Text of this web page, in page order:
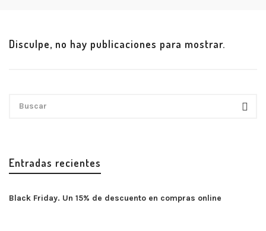
Disculpe, no hay publicaciones para mostrar.
Entradas recientes
Black Friday. Un 15% de descuento en compras online